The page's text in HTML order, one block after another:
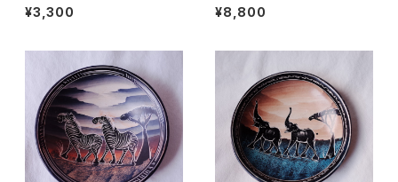
¥3,300 ¥8,800